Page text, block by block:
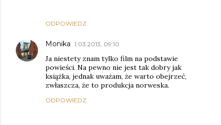
ODPOWIEDZ
Monika 1.03.2013, 09:10
Ja niestety znam tylko film na podstawie
powieści. Na pewno nie jest tak dobry jak
książka, jednak uważam, że warto obejrzeć,
zwłaszcza, że to produkcja norweska.
ODPOWIEDZ